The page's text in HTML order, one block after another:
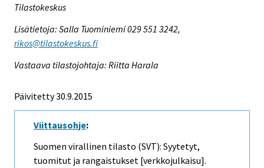
Tilastokeskus
Lisätietoja: Salla Tuominiemi 029 551 3242,
rikos@tilastokeskus.fi
Vastaava tilastojohtaja: Riitta Harala
Päivitetty 30.9.2015
Viittausohje:
Suomen virallinen tilasto (SVT): Syytetyt,
tuomitut ja rangaistukset [verkkojulkaisu].